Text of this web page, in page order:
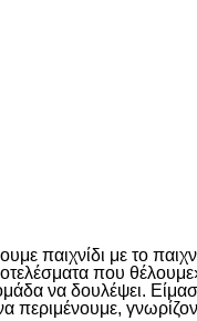
παιχνίδι με το
που
να δουλέψει.
περιμένουμε,